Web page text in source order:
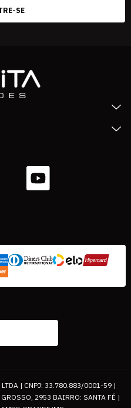
LTDA | CNPJ: 33.780.883/0001-59 |
2953 BAIRRO: SANTA FÉ |